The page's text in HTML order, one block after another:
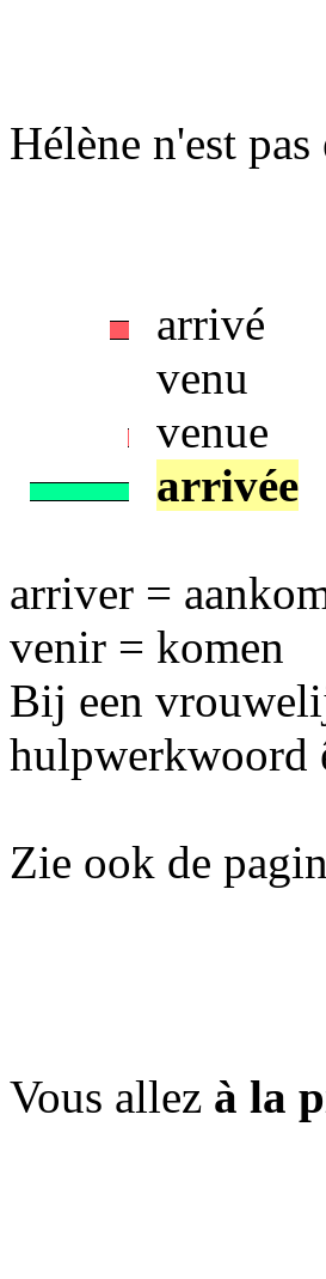
Hélène n'est
arrivé
venu
venue
arrivée
arriver =
venir = komen
Bij een
hulpwerkwoord
Zie ook de
Vous allez à la